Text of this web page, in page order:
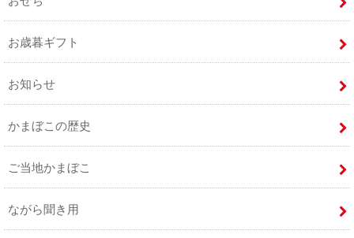
お歳暮ギフト
お知らせ
かまぼこの歴史
ご当地かまぼこ
ながら聞き用